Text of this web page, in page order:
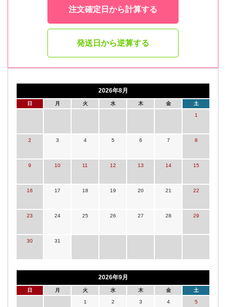
注文確定日から計算する
発送日から逆算する
2026年8月
日 月 火 水 木 金 土
1
2 3 4 5 6 7 8
9 10 11 12 13 14 15
16 17 18 19 20 21 22
23 24 25 26 27 28 29
30 31
2026年9月
日 月 火 水 木 金 土
1 2 3 4 5